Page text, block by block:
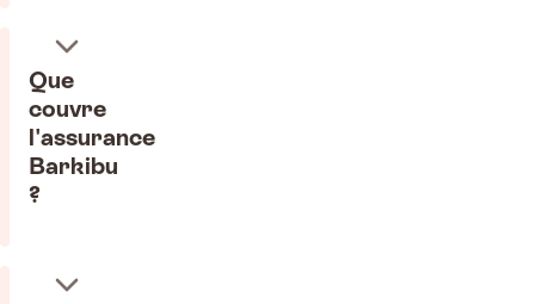
Que
couvre
l'assurance
Barkibu
?